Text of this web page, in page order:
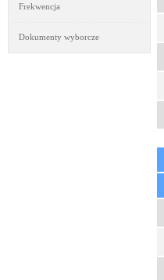
Frekwencja
Dokumenty wyborcze